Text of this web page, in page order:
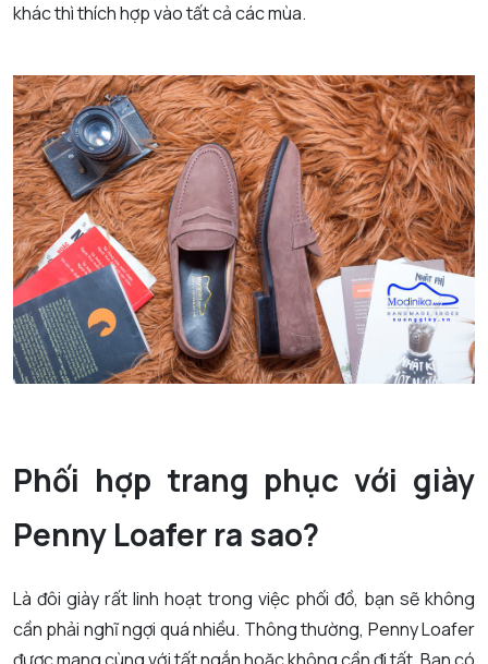
khác thì thích hợp vào tất cả các mùa.
Phối hợp trang phục với giày
Penny Loafer ra sao?
Là đôi giày rất linh hoạt trong việc phối đồ, bạn sẽ không
cần phải nghĩ ngợi quá nhiều. Thông thường, Penny Loafer